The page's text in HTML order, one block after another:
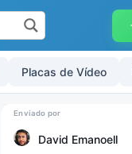
Placas de Vídeo
David Emanoell